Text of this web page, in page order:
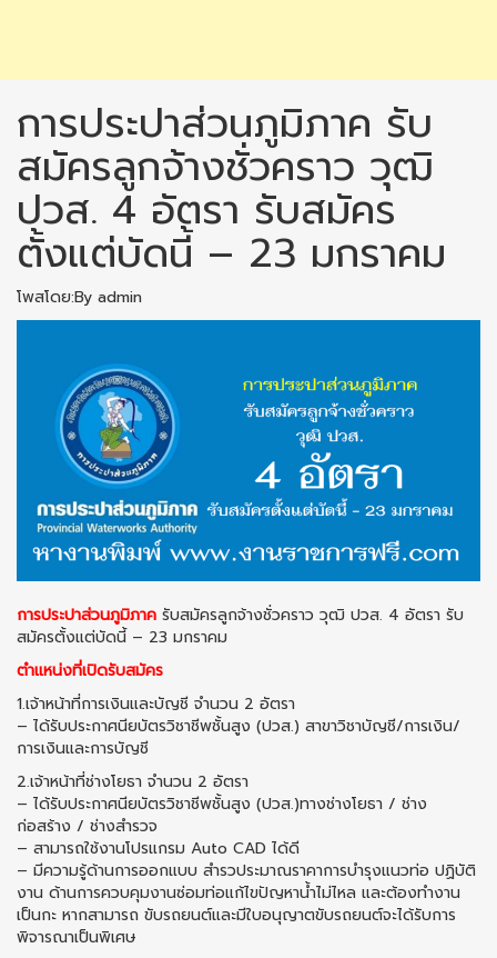
การประปาส่วนภูมิภาค รับ
สมัครลูกจ้างชั่วคราว วุฒิ
ปวส. 4 อัตรา รับสมัคร
ตั้งแต่บัดนี้ – 23 มกราคม
โพสโดย:By admin
การประปาส่วนภูมิภาค รับสมัครลูกจ้างชั่วคราว วุฒิ ปวส. 4 อัตรา รับ
สมัครตั้งแต่บัดนี้ – 23 มกราคม
ตำแหน่งที่เปิดรับสมัคร
1.เจ้าหน้าที่การเงินและบัญชี จำนวน 2 อัตรา
– ได้รับประกาศนียบัตรวิชาชีพชั้นสูง (ปวส.) สาขาวิชาบัญชี/การเงิน/
การเงินและการบัญชี
2.เจ้าหน้าที่ช่างโยธา จำนวน 2 อัตรา
– ได้รับประกาศนียบัตรวิชาชีพชั้นสูง (ปวส.)ทางช่างโยธา / ช่าง
ก่อสร้าง / ช่างสำรวจ
– สามารถใช้งานโปรแกรม Auto CAD ได้ดี
– มีความรู้ด้านการออกแบบ สำรวประมาณราคาการบำรุงแนวท่อ ปฏิบัติ
งาน ด้านการควบคุมงานซ่อมท่อแก้ไขปัญหาน้ำไม่ไหล และต้องทำงาน
เป็นกะ หากสามารถ ขับรถยนต์และมีใบอนุญาตขับรถยนต์จะได้รับการ
พิจารณาเป็นพิเศษ